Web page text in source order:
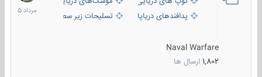
پدافندهای دریاپایه
تسلیحات زیر سطحی
Naval Warfare
1,802 ارسال ها
1405